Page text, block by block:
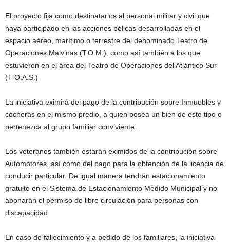
El proyecto fija como destinatarios al personal militar y civil que
haya participado en las acciones bélicas desarrolladas en el
espacio aéreo, marítimo o terrestre del denominado Teatro de
Operaciones Malvinas (T.O.M.), como así también a los que
estuvieron en el área del Teatro de Operaciones del Atlántico Sur
(T-O.A.S.)
La iniciativa eximirá del pago de la contribución sobre Inmuebles y
cocheras en el mismo predio, a quien posea un bien de este tipo o
pertenezca al grupo familiar conviviente.
Los veteranos también estarán eximidos de la contribución sobre
Automotores, así como del pago para la obtención de la licencia de
conducir particular. De igual manera tendrán estacionamiento
gratuito en el Sistema de Estacionamiento Medido Municipal y no
abonarán el permiso de libre circulación para personas con
discapacidad.
En caso de fallecimiento y a pedido de los familiares, la iniciativa